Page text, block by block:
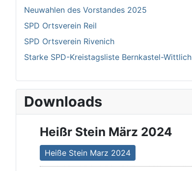
Neuwahlen des Vorstandes 2025
SPD Ortsverein Reil
SPD Ortsverein Rivenich
Starke SPD-Kreistagsliste Bernkastel-Wittlich
Downloads
Heißr Stein März 2024
Heiße Stein Marz 2024